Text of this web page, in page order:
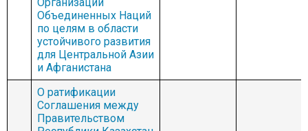
Организации
Объединенных Наций
по целям в области
устойчивого развития
для Центральной Азии
и Афганистана
О ратификации
Соглашения между
Правительством